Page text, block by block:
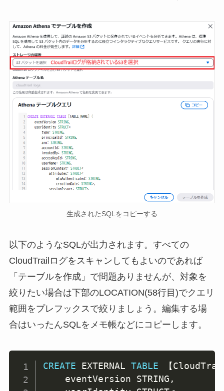
生成されたSQLをコピーする
以下のようなSQLが出力されます。すべての
CloudTrailログをスキャンしてもよいのであれば
「テーブルを作成」で問題ありませんが、対象を
絞りたい場合は下部のLOCATION(58行目)でクエリ
範囲をプレフックスで絞りましょう。編集する場
合はいったんSQLをメモ帳などにコピーします。
CREATE EXTERNAL TABLE 【
    eventVersion STRING
,